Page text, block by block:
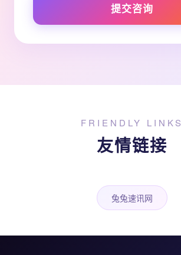
提交咨询
FRIENDLY LINKS
友情链接
兔兔速讯网